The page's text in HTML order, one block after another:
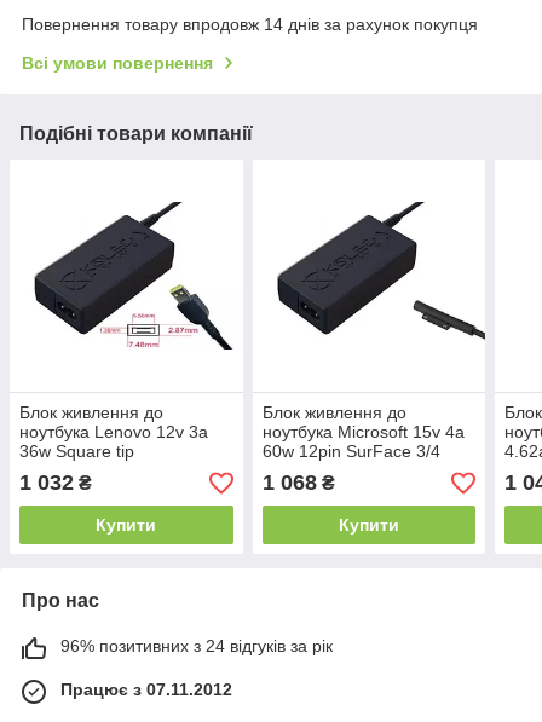
Повернення товару впродовж 14 днів за рахунок покупця
Всі умови повернення
Подібні товари компанії
Блок живлення до
ноутбука Lenovo 12v 3a
36w Square tip
7.50x2.89mm (NO pin)
(Kolega-Power (A++)) 24
міс.гар.
1 032 ₴
Купити
Блок живлення до
ноутбука Microsoft 15v 4a
60w 12pin SurFace 3/4
(Kolega-Power (A++)) 24
міс.гар.
1 068₴
Купити
1
Про нас
96% позитивних з 24 відгуків за рік
Працює з 07.11.2012